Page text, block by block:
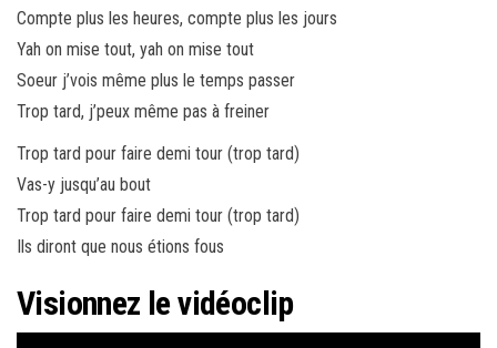
Compte plus les heures, compte plus les jours
Yah on mise tout, yah on mise tout
Soeur j’vois même plus le temps passer
Trop tard, j’peux même pas à freiner
Trop tard pour faire demi tour (trop tard)
Vas-y jusqu’au bout
Trop tard pour faire demi tour (trop tard)
Ils diront que nous étions fous
Visionnez le vidéoclip